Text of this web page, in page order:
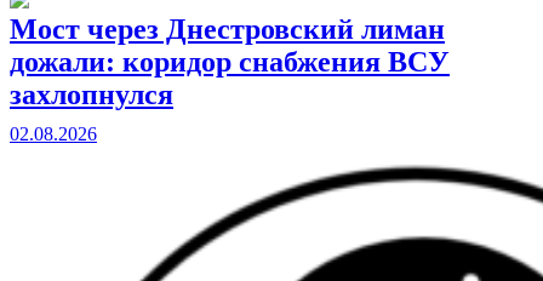
Мост через Днестровский лиман
дожали: коридор снабжения ВСУ
захлопнулся
02.08.2026